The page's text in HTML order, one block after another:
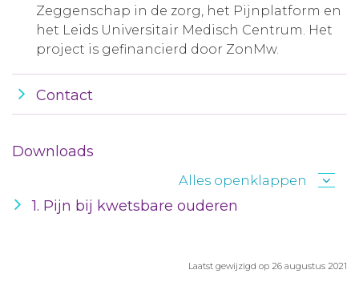
Zeggenschap in de zorg, het Pijnplatform en
het Leids Universitair Medisch Centrum. Het
project is gefinancierd door ZonMw.
Contact
Downloads
Alles openklappen
1. Pijn bij kwetsbare ouderen
Laatst gewijzigd op 26 augustus 2021